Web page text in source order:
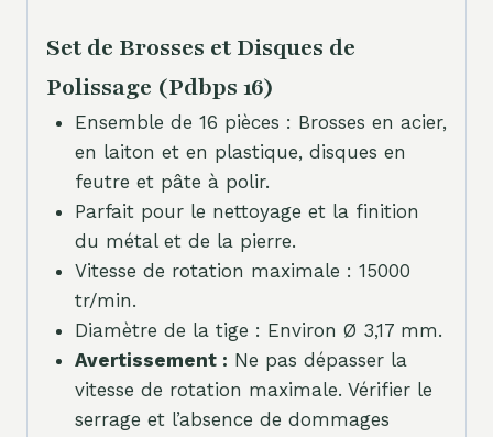
Set de Brosses et Disques de
Polissage (Pdbps 16)
Ensemble de 16 pièces : Brosses en acier,
en laiton et en plastique, disques en
feutre et pâte à polir.
Parfait pour le nettoyage et la finition
du métal et de la pierre.
Vitesse de rotation maximale : 15000
tr/min.
Diamètre de la tige : Environ Ø 3,17 mm.
Avertissement : Ne pas dépasser la
vitesse de rotation maximale. Vérifier le
serrage et l’absence de dommages